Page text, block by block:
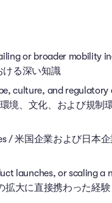
or broader mobility
ける深い知識
culture, and regulatory
境、文化、および規制
/ 米国企業および日本
launches, or scaling a
拡大に直接携わった経験